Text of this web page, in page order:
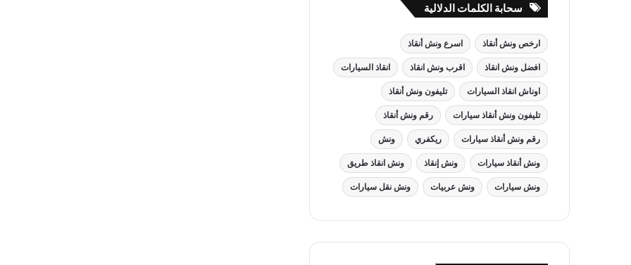
سحابة الكلمات الدلالية
ارخص ونش أنقاذ اسرع ونش أنقاذ
افضل ونش انقاذ اقرب ونش انقاذ انقاذ السيارات
اوناش انقاذ السيارات تليفون ونش أنقاذ
تليفون ونش أنقاذ سيارات رقم ونش أنقاذ
رقم ونش أنقاذ سيارات ريكفري ونش
ونش أنقاذ سيارات ونش إنقاذ ونش انقاذ طريق
ونش سيارات ونش عربيات ونش نقل سيارات